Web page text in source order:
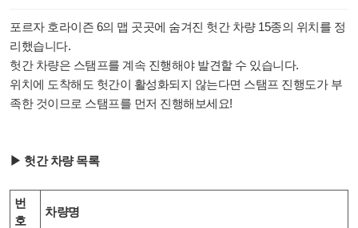
포르자 호라이즌 6의 맵 곳곳에 숨겨진 헛간 차량 15종의 위치를 정
리했습니다.
헛간 차량은 스탬프를 계속 진행해야 발견할 수 있습니다.
위치에 도착해도 헛간이 활성화되지 않는다면 스탬프 진행도가 부
족한 것이므로 스탬프를 먼저 진행해보세요!
▶ 헛간 차량 목록
번
호
차량명